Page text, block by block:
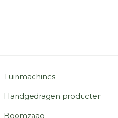
Tuinmachines
Handgedragen producten
Boomzaag